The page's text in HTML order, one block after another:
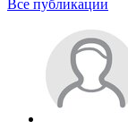
Все публикации